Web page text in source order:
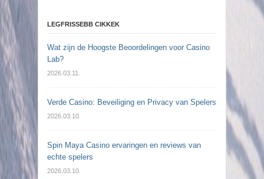
LEGFRISSEBB CIKKEK
Wat zijn de Hoogste Beoordelingen voor Casino
Lab?
2026.03.11.
Verde Casino: Beveiliging en Privacy van Spelers
2026.03.10.
Spin Maya Casino ervaringen en reviews van
echte spelers
2026.03.10.